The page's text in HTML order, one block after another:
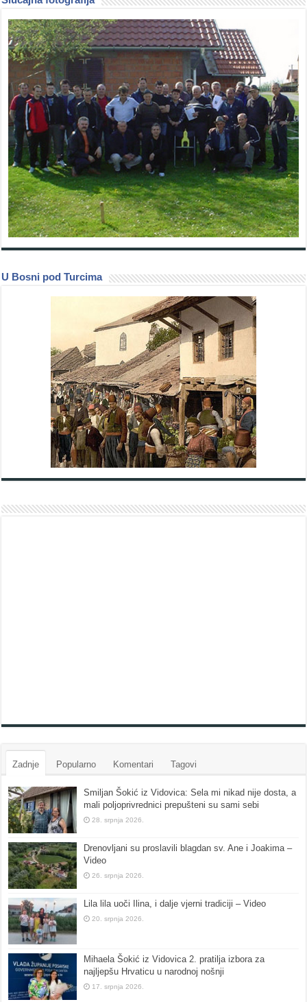
U Bosni pod Turcima
Zadnje Popularno Komentari Tagovi
Smiljan Šokić iz Vidovica: Sela mi nikad nije dosta, a
mali poljoprivrednici prepušteni su sami sebi
28. srpnja 2026.
Drenovljani su proslavili blagdan sv. Ane i Joakima –
Video
26. srpnja 2026.
Lila lila uoči Ilina, i dalje vjerni tradiciji – Video
20. srpnja 2026.
Mihaela Šokić iz Vidovica 2. pratilja izbora za
najljepšu Hrvaticu u narodnoj nošnji
17. srpnja 2026.